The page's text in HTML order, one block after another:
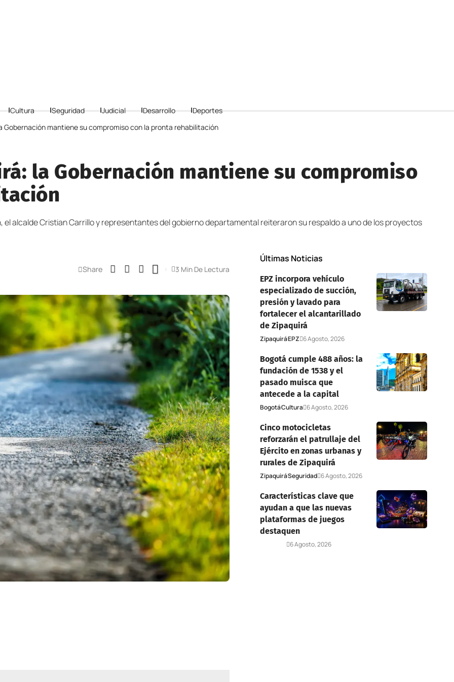
Cultura Seguridad Judicial Desarrollo
Deportes
Gobernación mantiene su compromiso con la pronta rehabilitación
la Gobernación mantiene su compromiso
alcalde Cristian Carrillo y representantes del gobierno departamental reiteraron su respaldo a uno de los proyectos
Share 3 Min De Lectura
Últimas Noticias
EPZ incorpora vehículo
especializado de succión,
presión y lavado para
fortalecer el alcantarillado
de Zipaquirá
ZipaquiráEPZ 6 Agosto, 2026
Bogotá cumple 488 años: la
fundación de 1538 y el
pasado muisca que
antecede a la capital
BogotáCultura 6 Agosto, 2026
Cinco motocicletas
reforzarán el patrullaje del
Ejército en zonas urbanas y
rurales de Zipaquirá
ZipaquiráSeguridad 6 Agosto, 2026
Características clave que
ayudan a que las nuevas
plataformas de juegos
destaquen
6 Agosto, 2026